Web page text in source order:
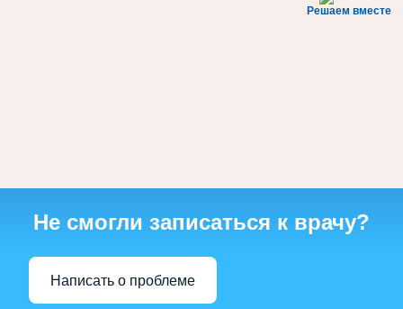
Решаем вместе
Не смогли записаться к врачу?
Написать о проблеме